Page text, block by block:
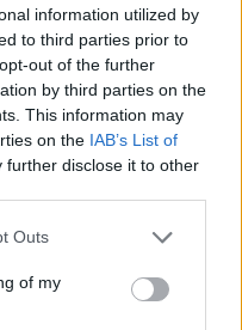
information utilized by
to third parties prior to
out of the further
by third parties on the
This information may
on the IAB’s List of
further disclose it to other
Outs
of my
200 млрд.
за